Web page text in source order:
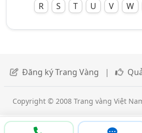
R
S T U V W
Đăng ký Trang Vàng |
Copyright © 2008 Trang vàng Việt